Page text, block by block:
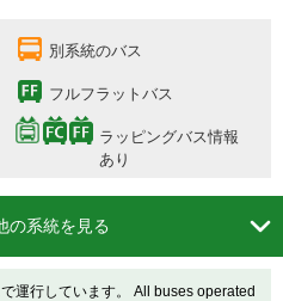
別系統のバス
フルフラットバス
ラッピングバス情報
あり
の系統を見る 
運行しています。 All buses operated